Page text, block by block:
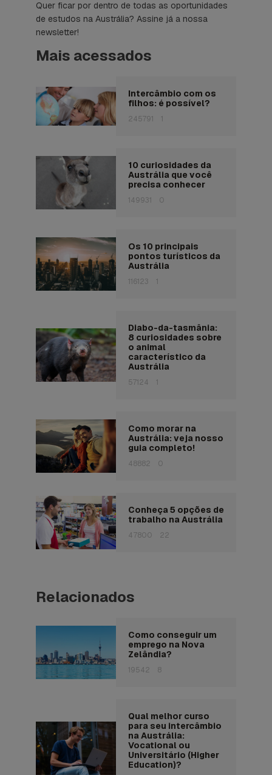
Quer ficar por dentro de todas as oportunidades
de estudos na Austrália? Assine já a nossa
newsletter!
Mais acessados
Intercâmbio com os
filhos: é possível?
245791 1
10 curiosidades da
Austrália que você
precisa conhecer
149931 0
Os 10 principais
pontos turísticos da
Austrália
116123 1
Diabo-da-tasmânia:
8 curiosidades sobre
o animal
característico da
Austrália
57124 1
Como morar na
Austrália: veja nosso
guia completo!
48882 0
Conheça 5 opções de
trabalho na Austrália
47800 22
Relacionados
Como conseguir um
emprego na Nova
Zelândia?
19542 8
Qual melhor curso
para seu intercâmbio
na Austrália:
Vocational ou
Universitário (Higher
Education)?